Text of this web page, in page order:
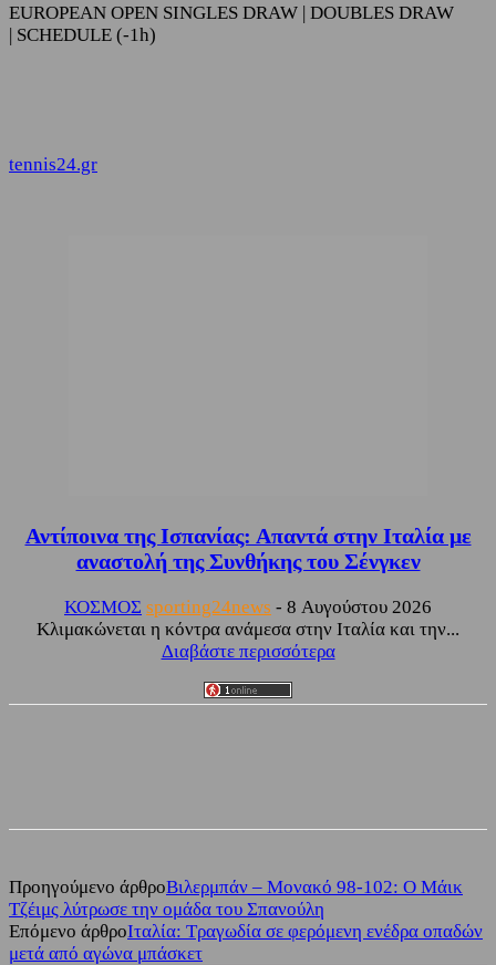
EUROPEAN OPEN SINGLES DRAW | DOUBLES DRAW
| SCHEDULE (-1h)
tennis24.gr
Αντίποινα της Ισπανίας: Απαντά στην Ιταλία με
αναστολή της Συνθήκης του Σένγκεν
ΚΟΣΜΟΣ sporting24news - 8 Αυγούστου 2026
Κλιμακώνεται η κόντρα ανάμεσα στην Ιταλία και την...
Διαβάστε περισσότερα
Προηγούμενο άρθροΒιλερμπάν – Μονακό 98-102: Ο Μάικ
Τζέιμς λύτρωσε την ομάδα του Σπανούλη
Επόμενο άρθροΙταλία: Τραγωδία σε φερόμενη ενέδρα οπαδών
μετά από αγώνα μπάσκετ